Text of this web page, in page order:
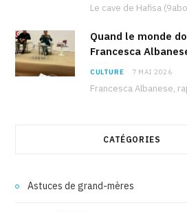
Quand le monde
Francesca
CULTURE 7 MAI 2026
CATÉGORIES
Astuces de grand-mères